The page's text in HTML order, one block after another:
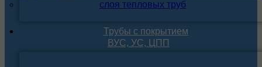
Трубы с покрытием
ВУС, УС, ЦПП